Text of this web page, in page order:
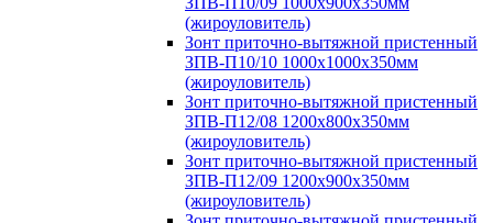
(жироуловитель)
Зонт приточно-вытяжной пристенный
ЗПВ-П10/10 1000х1000х350мм
(жироуловитель)
Зонт приточно-вытяжной пристенный
ЗПВ-П12/08 1200х800х350мм
(жироуловитель)
Зонт приточно-вытяжной пристенный
ЗПВ-П12/09 1200х900х350мм
(жироуловитель)